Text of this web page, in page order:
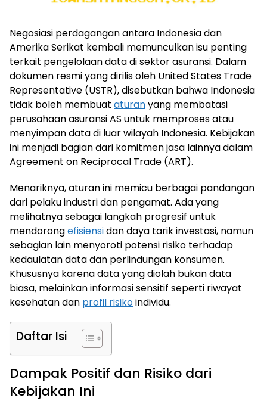
Negosiasi perdagangan antara Indonesia dan
Amerika Serikat kembali memunculkan isu penting
terkait pengelolaan data di sektor asuransi. Dalam
dokumen resmi yang dirilis oleh United States Trade
Representative (USTR), disebutkan bahwa Indonesia
tidak boleh membuat aturanyang membatasi
perusahaan asuransi AS untuk memproses atau
menyimpan data di luar wilayah Indonesia. Kebijakan
ini menjadi bagian dari komitmen jasa lainnya dalam
Agreement on Reciprocal Trade (ART).
Menariknya, aturan ini memicu berbagai pandangan
dari pelaku industri dan pengamat. Ada yang
melihatnya sebagai langkah progresif untuk
mendorongefisiensidan daya tarik investasi, namun
sebagian lain menyoroti potensi risiko terhadap
kedaulatan data dan perlindungan konsumen.
Khususnya karena data yang diolah bukan data
biasa, melainkan informasi sensitif seperti riwayat
kesehatan dan profil risikoindividu.
Daftar Isi
Dampak Positif dan Risiko dari
Kebijakan Ini